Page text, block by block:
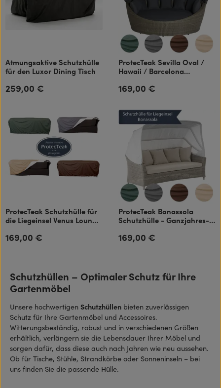
Atmungsaktive Schutzhülle
für den Luxor Dining Tisch
Regulärer Preis:
259,00 €
ProtecTeak Sevilla Oval /
Hawaii / Barcelona
Abdeckhaube atmungsaktiv
Regulärer Preis:
169,00 €
ProtecTeak Schutzhülle für
die Liegeinsel Venus Lounge
atmungsaktiv
Regulärer Preis:
169,00 €
ProtecTeak Bonassola
Schutzhülle - Ganzjahres-
Regulärer Preis:
169,00 €
Schutzhüllen – Optimaler Schutz für Ihre
Gartenmöbel
Unsere hochwertigen Schutzhüllen bieten zuverlässigen
Schutz für Ihre Gartenmöbel und Accessoires.
Witterungsbeständig, robust und in verschiedenen Größen
erhältlich, verlängern sie die Lebensdauer Ihrer Möbel und
sorgen dafür, dass diese auch nach Jahren wie neu aussehen.
Ob für Tische, Stühle, Strandkörbe oder Sonneninseln – bei
uns finden Sie die passende Hülle.